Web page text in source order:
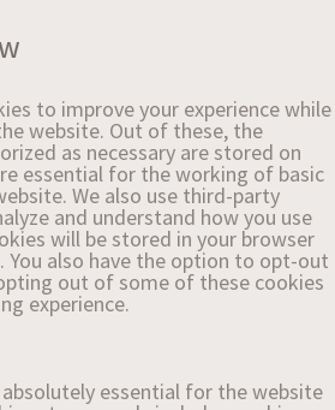
to improve your experience while
website. Out of these, the
as necessary are stored on
essential for the working of basic
We also use third-party
and understand how you use
will be stored in your browser
You also have the option to opt-out
out of some of these cookies
experience.
essential for the website